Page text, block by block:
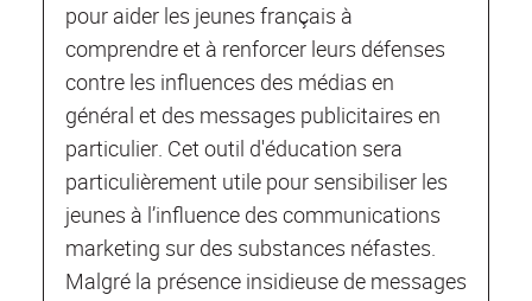
pour aider les jeunes français à
comprendre et à renforcer leurs défenses
contre les influences des médias en
général et des messages publicitaires en
particulier. Cet outil d'éducation sera
particulièrement utile pour sensibiliser les
jeunes à l’influence des communications
marketing sur des substances néfastes.
Malgré la présence insidieuse de messages